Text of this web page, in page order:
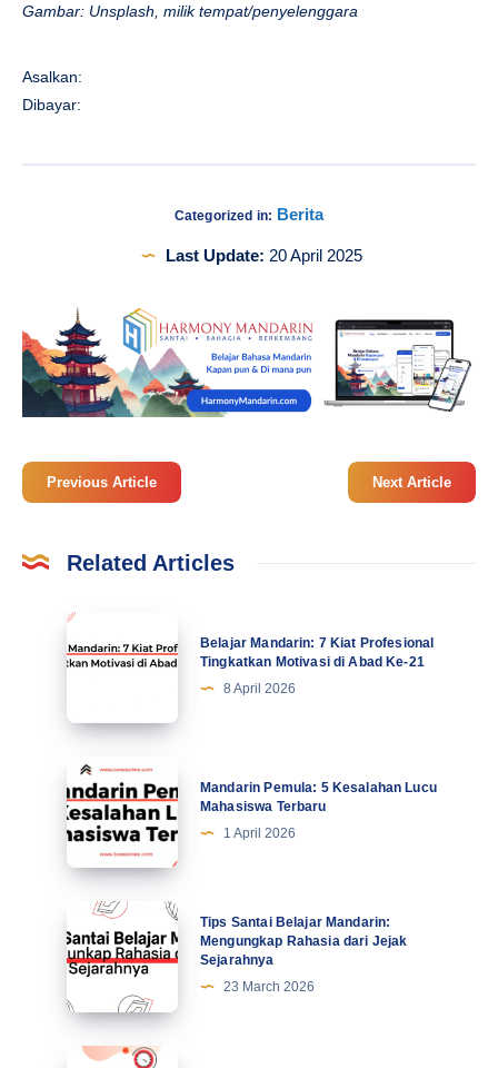
Gambar: Unsplash, milik tempat/penyelenggara
Asalkan:
Dibayar:
Categorized in: Berita
Last Update: 20 April 2025
Previous Article Next Article
Related Articles
Belajar
Mandarin:
Profesional
Tingkatkan
Motivasi
di
Abad
Ke-
Belajar Mandarin: 7 Kiat Profesional
Tingkatkan Motivasi di Abad Ke-21
8 April 2026
Mandarin
Pemula:
5
Kesalahan
Lucu
Mahasiswa
Terbaru
Mandarin Pemula: 5 Kesalahan Lucu
Mahasiswa Terbaru
1 April 2026
Tips
Santai
Belajar
Mandarin:
Mengungkap
Rahasia
Tips Santai Belajar Mandarin:
Mengungkap Rahasia dari Jejak
Sejarahnya
23 March 2026
Masa